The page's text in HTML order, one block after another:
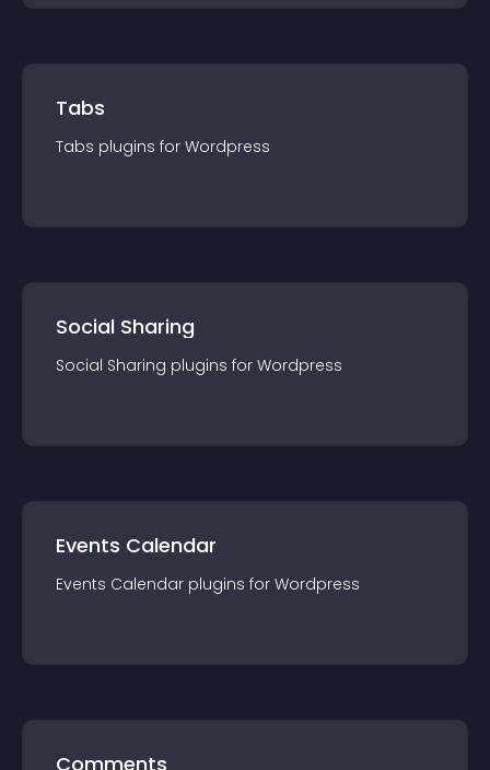
Tabs
Tabs plugins for Wordpress
Social Sharing
Social Sharing plugins for Wordpress
Events Calendar
Events Calendar plugins for Wordpress
Comments